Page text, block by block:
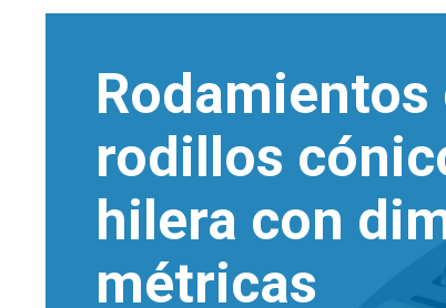
Rodamientos
rodillos
hilera con
métricas